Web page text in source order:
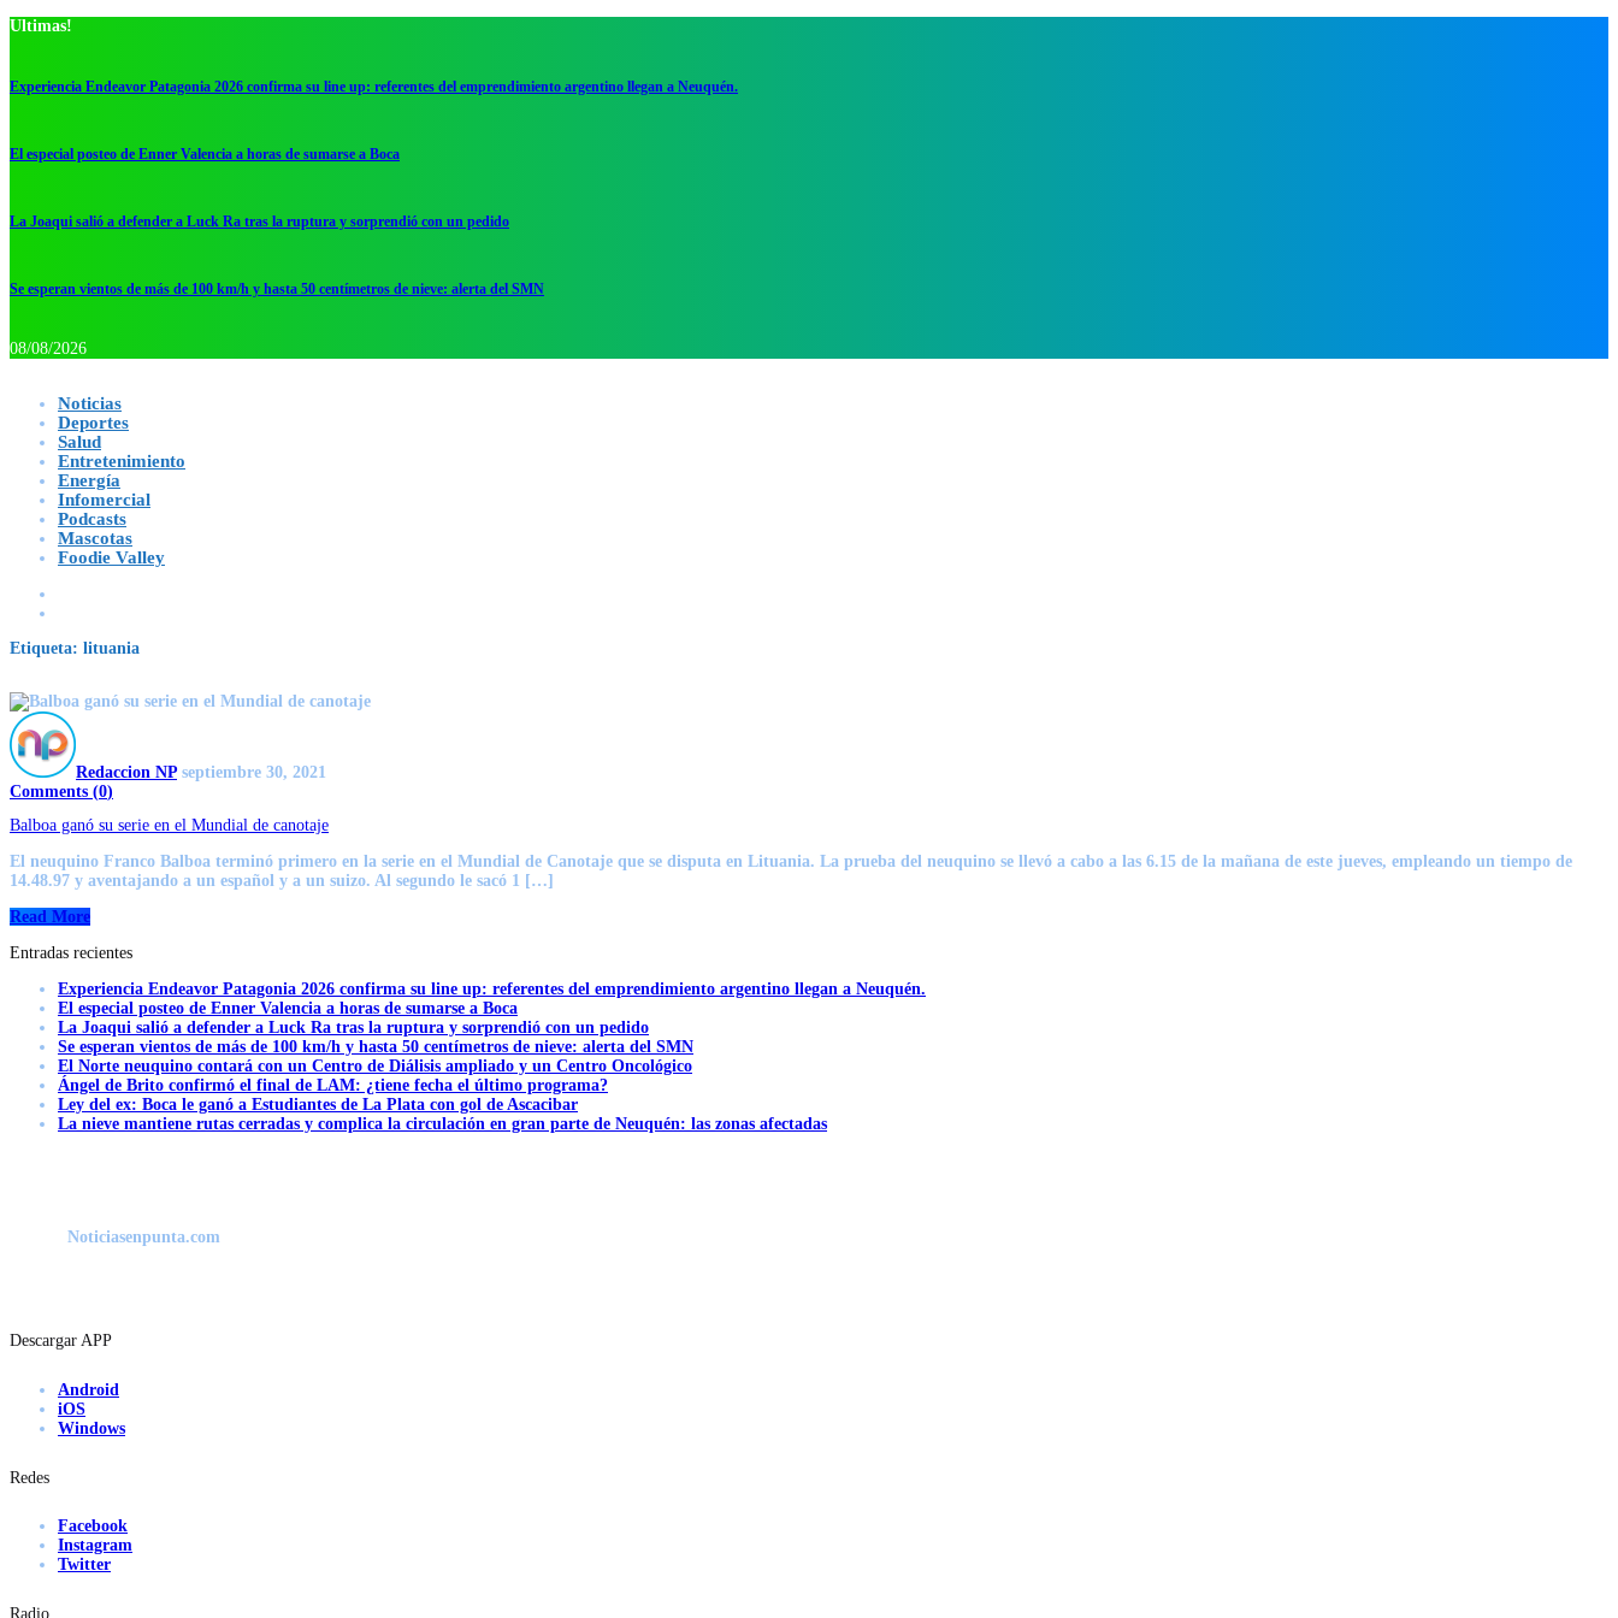
Ultimas!
Experiencia Endeavor Patagonia 2026 confirma su line up: referentes del emprendimiento argentino llegan a Neuquén.
El especial posteo de Enner Valencia a horas de sumarse a Boca
La Joaqui salió a defender a Luck Ra tras la ruptura y sorprendió con un pedido
Se esperan vientos de más de 100 km/h y hasta 50 centímetros de nieve: alerta del SMN
08/08/2026
Noticias
Deportes
Salud
Entretenimiento
Energía
Infomercial
Podcasts
Mascotas
Foodie Valley
Etiqueta: lituania
Redaccion NP septiembre 30, 2021
Comments (0)
Balboa ganó su serie en el Mundial de canotaje
El neuquino Franco Balboa terminó primero en la serie en el Mundial de Canotaje que se disputa en Lituania. La prueba del neuquino se llevó a cabo a las 6.15 de la mañana de este jueves, empleando un tiempo de
14.48.97 y aventajando a un español y a un suizo. Al segundo le sacó 1 […]
Read More
Entradas recientes
Experiencia Endeavor Patagonia 2026 confirma su line up: referentes del emprendimiento argentino llegan a Neuquén.
El especial posteo de Enner Valencia a horas de sumarse a Boca
La Joaqui salió a defender a Luck Ra tras la ruptura y sorprendió con un pedido
Se esperan vientos de más de 100 km/h y hasta 50 centímetros de nieve: alerta del SMN
El Norte neuquino contará con un Centro de Diálisis ampliado y un Centro Oncológico
Ángel de Brito confirmó el final de LAM: ¿tiene fecha el último programa?
Ley del ex: Boca le ganó a Estudiantes de La Plata con gol de Ascacibar
La nieve mantiene rutas cerradas y complica la circulación en gran parte de Neuquén: las zonas afectadas
Noticiasenpunta.com
Descargar APP
Android
iOS
Windows
Redes
Facebook
Instagram
Twitter
Radio